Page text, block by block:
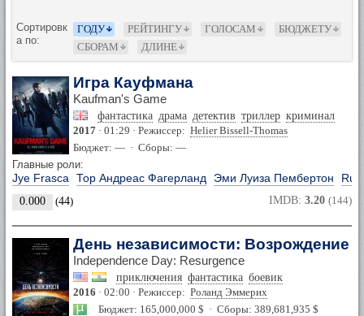
Сортировк
а по:
ГОДУ РЕЙТИНГУ ГОЛОСАМ
БЮДЖЕТУ
СБОРАМ
ДЛИНЕ
Игра Кауфмана
Kaufman's Game
фантастика драма детектив триллер криминал
2017 · 01:29 · Режиссер: Helier Bissell-Thomas
Бюджет: — · Сборы: —
Главные роли:
Jye Frasca Тор Андреас Фагерланд Эми Луиза Пембертон
0.000 (44) IMDB: 3.20 (144)
День независимости: Возрождение
Independence Day: Resurgence
приключения фантастика боевик
2016 · 02:00 · Режиссер: Роланд Эммерих
Бюджет: 165,000,000 $ · Сборы: 389,681,935 $